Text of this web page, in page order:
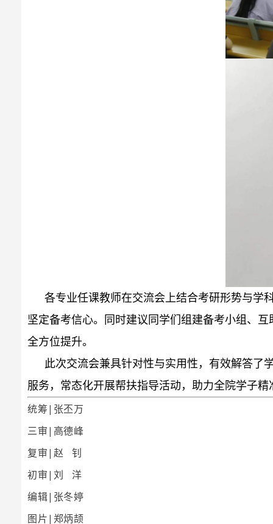
各专业任课教师在交流会上结合考研形势与学
坚定备考信心。同时建议同学们组建备考小组、
全方位提升。
此次交流会兼具针对性与实用性，有效解答了
服务，常态化开展帮扶指导活动，助力全院学子
统筹|张丕万
三审|高德峰
复审|赵 钊
初审|刘 洋
编辑|张冬婷
图片|郑炳颉